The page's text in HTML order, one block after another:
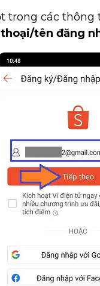
trong các
tên đăng